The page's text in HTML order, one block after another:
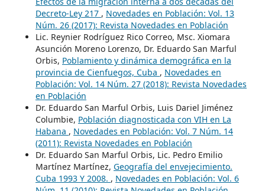
Decreto-Ley 217 , Novedades en Población: Vol. 13
Núm. 26 (2017): Revista Novedades en Población
Lic. Reynier Rodríguez Rico Correo, Msc. Xiomara
Asunción Moreno Lorenzo, Dr. Eduardo San Marful
Orbis, Poblamiento y dinámica demográfica en la
provincia de Cienfuegos, Cuba , Novedades en
Población: Vol. 14 Núm. 27 (2018): Revista Novedades
en Población
Dr. Eduardo San Marful Orbis, Luis Dariel Jiménez
Columbie, Población diagnosticada con VIH en La
Habana , Novedades en Población: Vol. 7 Núm. 14
(2011): Revista Novedades en Población
Dr. Eduardo San Marful Orbis, Lic. Pedro Emilio
Martínez Martínez, Geografía del envejecimiento.
Cuba 1993 Y 2008. , Novedades en Población: Vol. 6